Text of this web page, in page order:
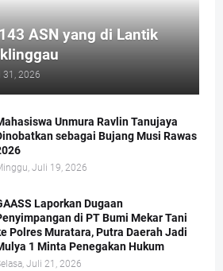
ASN yang di Lantik
2026
Unmura Ravlin Tanujaya
sebagai Bujang Musi Rawas
Juli 19, 2026
Laporkan Dugaan
di PT Bumi Mekar Tani
Polres Muratara, Putra Daerah Jadi
1 Minta Penegakan Hukum
Juli 21, 2026